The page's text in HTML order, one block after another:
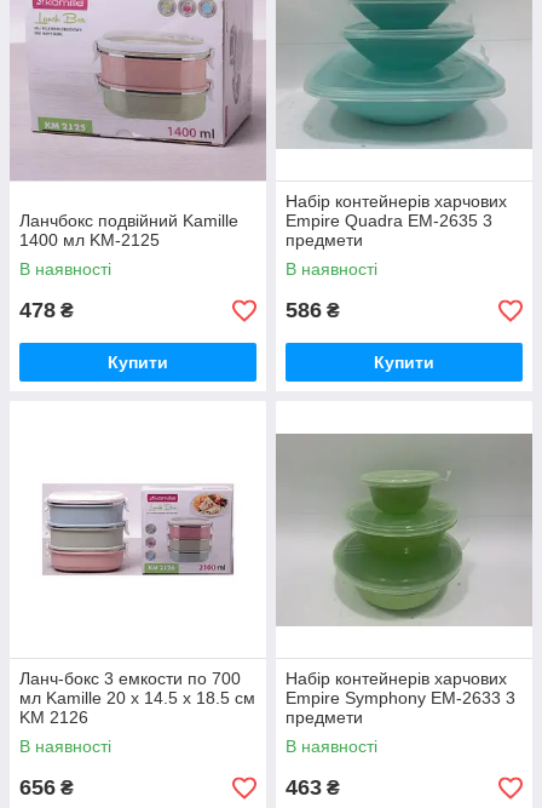
Ланчбокс подвійний Kamille
1400 мл KM-2125
В наявності
478 ₴
Купити
Набір контейнерів харчових
Empire Quadra EM-2635 3
предмети
В наявності
586 ₴
Купити
Ланч-бокс 3 емкости по 700
мл Kamille 20 х 14.5 х 18.5 см
KM 2126
В наявності
656 ₴
Набір контейнерів харчових
Empire Symphony EM-2633 3
предмети
В наявності
463 ₴